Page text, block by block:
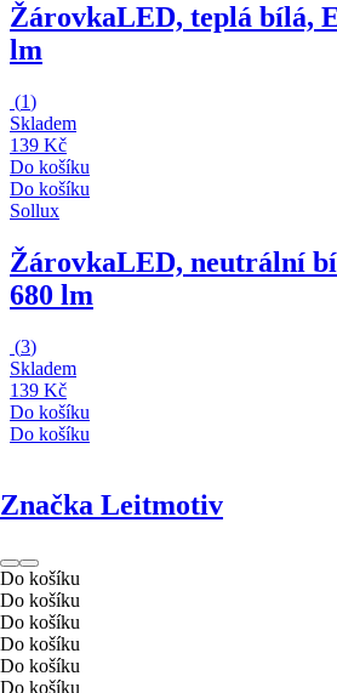
ŽárovkaLED, teplá bílá,
lm
(1)
Skladem
139 Kč
Do košíku
Do košíku
Sollux
ŽárovkaLED, neutrální
680 lm
(3)
Skladem
139 Kč
Do košíku
Do košíku
Značka Leitmotiv
Do košíku
Do košíku
Do košíku
Do košíku
Do košíku
Do košíku